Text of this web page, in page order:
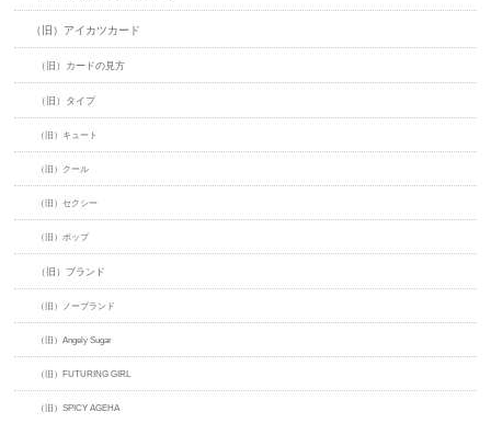
（旧）アイカツカード
（旧）カードの見方
（旧）タイプ
（旧）キュート
（旧）クール
（旧）セクシー
（旧）ポップ
（旧）ブランド
（旧）ノーブランド
（旧）Angely Sugar
（旧）FUTURING GIRL
（旧）SPICY AGEHA